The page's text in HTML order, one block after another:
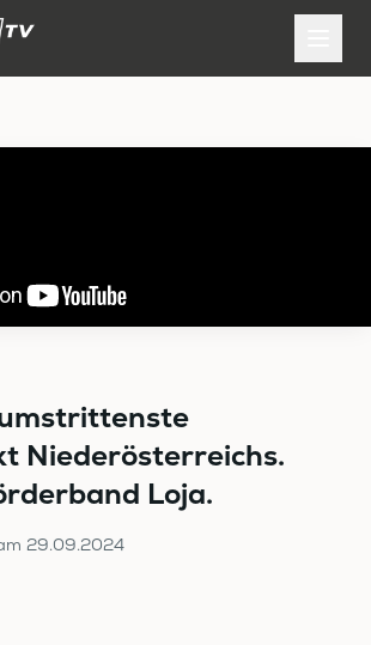
Niederösterreichs.
Loja.
29.09.2024